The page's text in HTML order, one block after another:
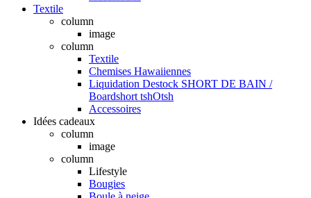
Textile
column
image
column
Textile
Chemises Hawaiiennes
Liquidation Destock SHORT DE BAIN /
Boardshort tshOtsh
Accessoires
Idées cadeaux
column
image
column
Lifestyle
Bougies